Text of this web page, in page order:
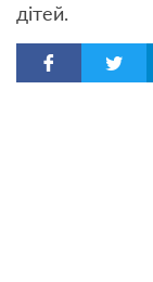
дітей.